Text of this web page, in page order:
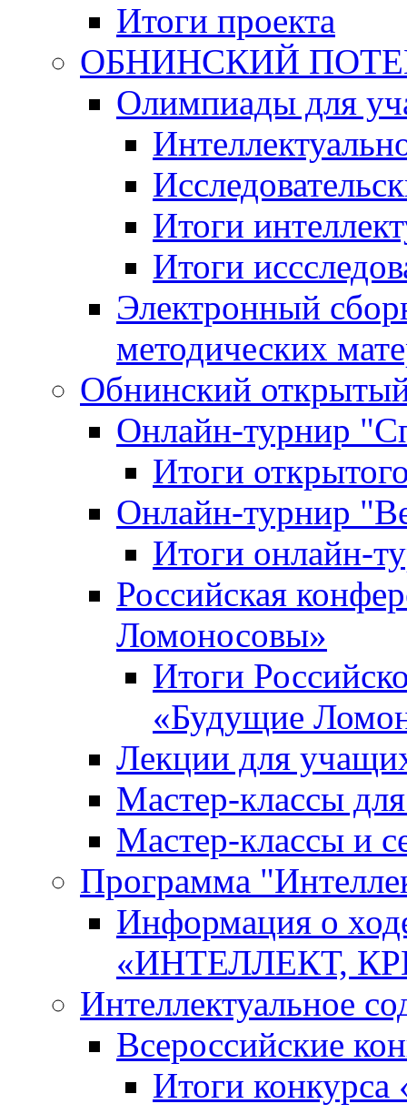
Итоги проекта
ОБНИНСКИЙ
Олимпиады для
Итоги
Итоги
Электронный
методических
Обнинский
Онлайн-турнир
Итоги
Онлайн-турнир
Итоги онлайн-
Российская
Ломоносовы»
Итоги
«Будущие
Лекции для
Мастер-классы
Мастер-классы и
Программа
Информация о
«ИНТЕЛЛЕКТ,
Интеллектуальное
Всероссийские
Итоги конкурса